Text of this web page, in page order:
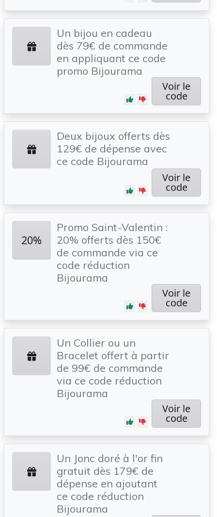
Un bijou en cadeau
dès 79€ de commande
en appliquant ce code
promo Bijourama
Voir le
code
Deux bijoux offerts dès
129€ de dépense avec
ce code Bijourama
Voir le
code
20%
Promo Saint-Valentin :
20% offerts dès 150€
de commande via ce
code réduction
Bijourama
Voir le
code
Un Collier ou un
Bracelet offert à partir
de 99€ de commande
via ce code réduction
Bijourama
Voir le
code
Un Jonc doré à l'or fin
gratuit dès 179€ de
dépense en ajoutant
ce code réduction
Bijourama